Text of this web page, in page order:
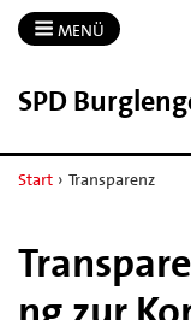
MENÜ
SPD
Start › Transparenz